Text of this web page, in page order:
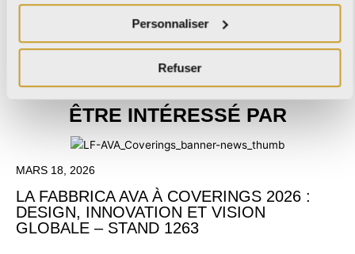
Personnaliser
Refuser
VOUS POURRIEZ ÉGALEMENT
ÊTRE INTÉRESSÉ PAR
MARS 18, 2026
LA FABBRICA AVA À COVERINGS 2026 :
DESIGN, INNOVATION ET VISION
GLOBALE – STAND 1263